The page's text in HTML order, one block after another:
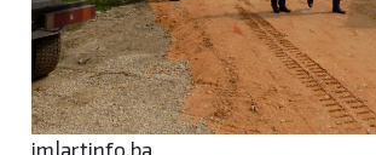
im|artinfo.ba